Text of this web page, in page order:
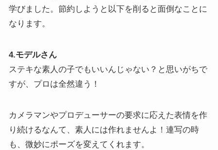
学びました。節約しようと以下を削ると面倒なことに
なります。
4.モデルさん
ステキな素人の子でもいいんじゃない？と思いがちで
すが、プロは全然違う！
カメラマンやプロデューサーの要求に応えた表情を作
り続けるなんて、素人には作れませんよ！連写の時
も、微妙にポーズを変えてくれます。